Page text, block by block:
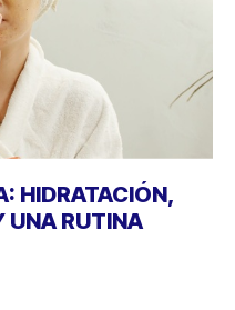
HIDRATACIÓN,
UNA RUTINA